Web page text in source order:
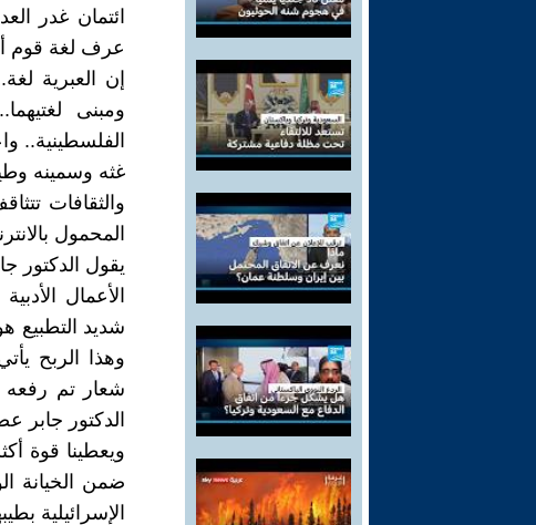
ائتمان غدر
عرف لغة قوم
إن العبرية
ومبنى
الفلسطينية..
غثه وسمينه
والثقافات
المحمول
يقول الدكتور
الأعمال
شديد التطبيع
وهذا الربح
شعار تم رفعه
الدكتور جابر
ويعطينا قوة
ضمن الخيانة
الإسرائيلية